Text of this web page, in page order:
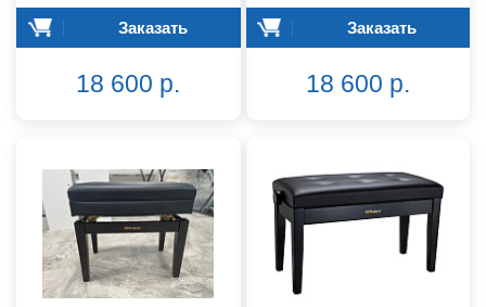
Заказать
18 600 р.
Заказать
18 600 р.